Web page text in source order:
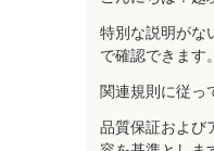
特別な説明がな
で確認できます。
関連規則に従っ
品質保証および